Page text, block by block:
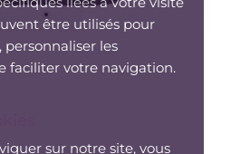
être utilisés pour
personnaliser les
faciliter votre navigation.
sur notre site, vous